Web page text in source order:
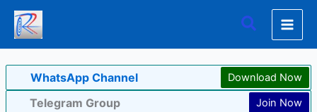
Skip
content
Search
WhatsApp Channel Download Now
Telegram Group Join Now